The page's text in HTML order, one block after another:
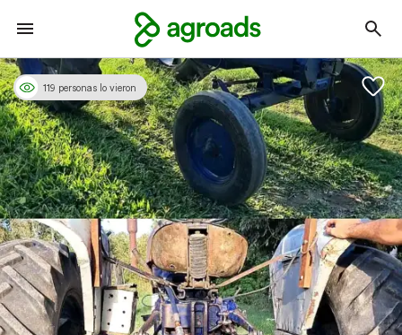
119 personas lo vieron